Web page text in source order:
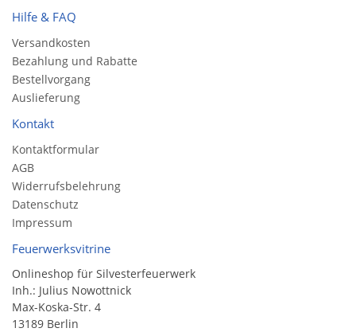
Hilfe & FAQ
Versandkosten
Bezahlung und Rabatte
Bestellvorgang
Auslieferung
Kontakt
Kontaktformular
AGB
Widerrufsbelehrung
Datenschutz
Impressum
Feuerwerksvitrine
Onlineshop für Silvesterfeuerwerk
Inh.: Julius Nowottnick
Max-Koska-Str. 4
13189 Berlin